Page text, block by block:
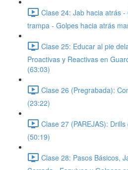
Clase 24: Jab hacia atrás
trampa - Golpes hacia atrás
Clase 25: Educar al pie
Proactivas y Reactivas en
(63:03)
Clase 26 (Pregrabada):
(23:22)
Clase 27 (PAREJAS):
(50:19)
Clase 28: Pasos Básicos,